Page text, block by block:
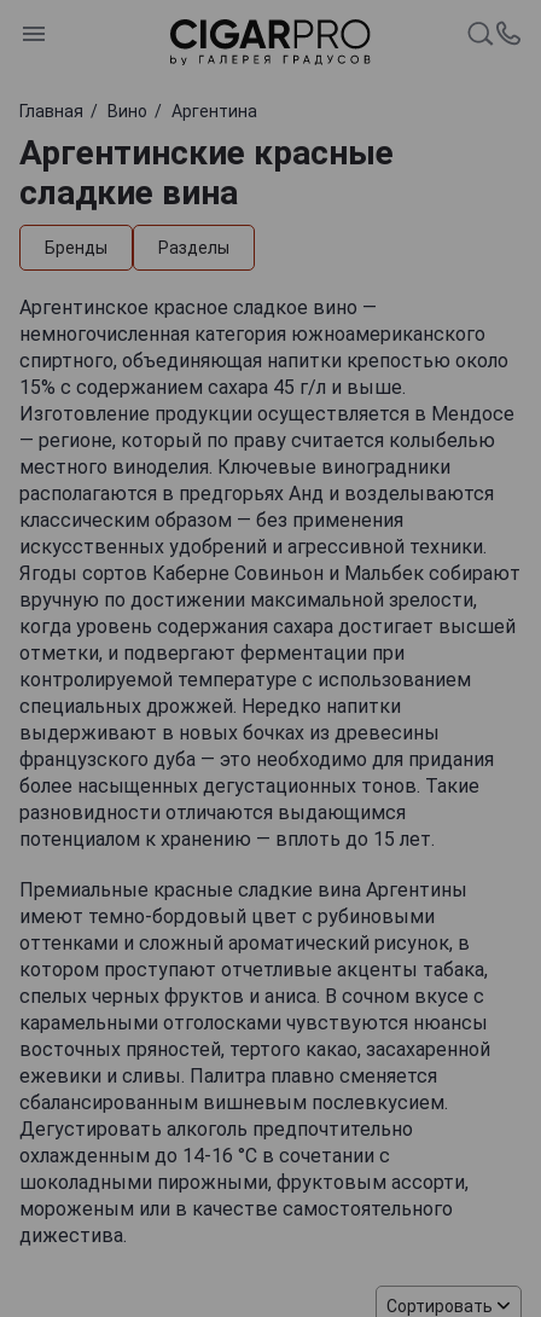
Главная Вино Аргентина
Аргентинские красные
сладкие вина
Бренды Разделы
Аргентинское красное сладкое вино —
немногочисленная категория южноамериканского
спиртного, объединяющая напитки крепостью около
15% с содержанием сахара 45 г/л и выше.
Изготовление продукции осуществляется в Мендосе
— регионе, который по праву считается колыбелью
местного виноделия. Ключевые виноградники
располагаются в предгорьях Анд и возделываются
классическим образом — без применения
искусственных удобрений и агрессивной техники.
Ягоды сортов Каберне Совиньон и Мальбек собирают
вручную по достижении максимальной зрелости,
когда уровень содержания сахара достигает высшей
отметки, и подвергают ферментации при
контролируемой температуре с использованием
специальных дрожжей. Нередко напитки
выдерживают в новых бочках из древесины
французского дуба — это необходимо для придания
более насыщенных дегустационных тонов. Такие
разновидности отличаются выдающимся
потенциалом к хранению — вплоть до 15 лет.
Премиальные красные сладкие вина Аргентины
имеют темно-бордовый цвет с рубиновыми
оттенками и сложный ароматический рисунок, в
котором проступают отчетливые акценты табака,
спелых черных фруктов и аниса. В сочном вкусе с
карамельными отголосками чувствуются нюансы
восточных пряностей, тертого какао, засахаренной
ежевики и сливы. Палитра плавно сменяется
сбалансированным вишневым послевкусием.
Дегустировать алкоголь предпочтительно
охлажденным до 14-16 °C в сочетании с
шоколадными пирожными, фруктовым ассорти,
мороженым или в качестве самостоятельного
дижестива.
Сортировать